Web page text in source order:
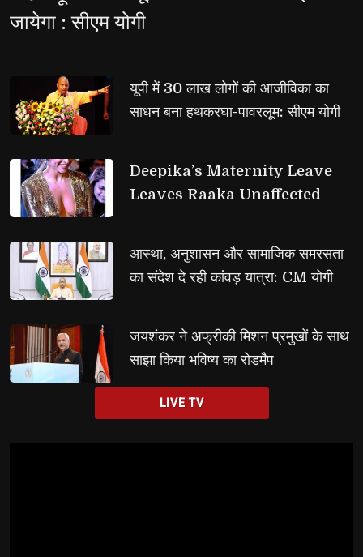
जायेगा : सीएम योगी
यूपी में 30 लाख लोगों की आजीविका का
साधन बना हथकरघा-पावरलूम: सीएम योगी
Deepika’s Maternity Leave
Leaves Raaka Unaffected
आस्था, अनुशासन और सामाजिक समरसता
का संदेश दे रही कांवड़ यात्रा: CM योगी
जयशंकर ने अफ्रीकी मिशन प्रमुखों के साथ
साझा किया भविष्य का रोडमैप
LIVE TV